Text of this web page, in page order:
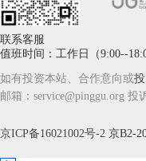
联系客服
值班时间：工作日（9:00--
如有投资本站、合作意向或
邮箱：service@pinggu.org 投
京ICP备16021002号-2 京B2-